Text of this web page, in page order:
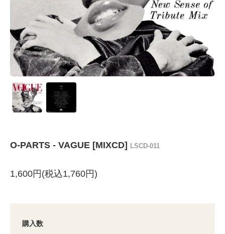
O-PARTS - VAGUE [MIXCD] LSCD-011
1,600円(税込1,760円)
購入数